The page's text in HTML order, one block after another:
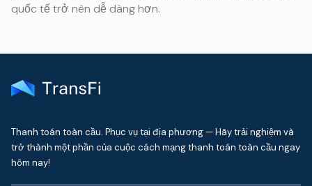
quốc tế trở nên dễ dàng hơn.
Thanh toán toàn cầu. Phục vụ tại địa phương — Hãy trải nghiệm và
trở thành một phần của cuộc cách mạng thanh toán toàn cầu ngay
hôm nay!